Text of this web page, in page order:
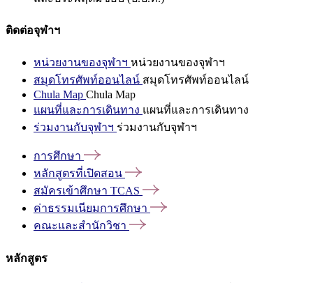
ติดต่อจุฬาฯ
หน่วยงานของจุฬาฯ หน่วยงานของจุฬาฯ
สมุดโทรศัพท์ออนไลน์ สมุดโทรศัพท์ออนไลน์
Chula Map Chula Map
แผนที่และการเดินทาง แผนที่และการเดินทาง
ร่วมงานกับจุฬาฯ ร่วมงานกับจุฬาฯ
การศึกษา
หลักสูตรที่เปิดสอน
สมัครเข้าศึกษา TCAS
ค่าธรรมเนียมการศึกษา
คณะและสำนักวิชา
หลักสูตร